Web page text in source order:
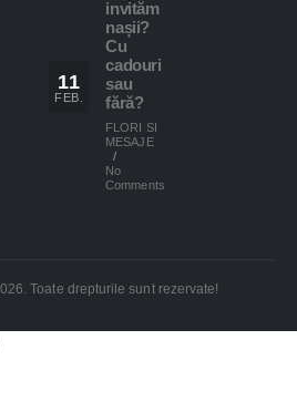
11
FEB.
invităm
nașii?
Cu
cadouri
sau
fără?
FLORI SI
MESAJE
/
No
Comments
Toate drepturile sunt rezervate!